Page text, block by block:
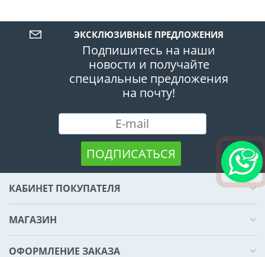
ЭКСКЛЮЗИВНЫЕ ПРЕДЛОЖЕНИЯ
Подпишитесь на наши
новости и получайте
специальные предложения
на почту!
ПОДПИСАТЬСЯ
КАБИНЕТ ПОКУПАТЕЛЯ
МАГАЗИН
ОФОРМЛЕНИЕ ЗАКАЗА